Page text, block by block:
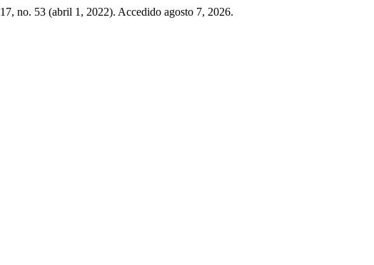
17, no. 53 (abril 1, 2022). Accedido agosto 7, 2026.